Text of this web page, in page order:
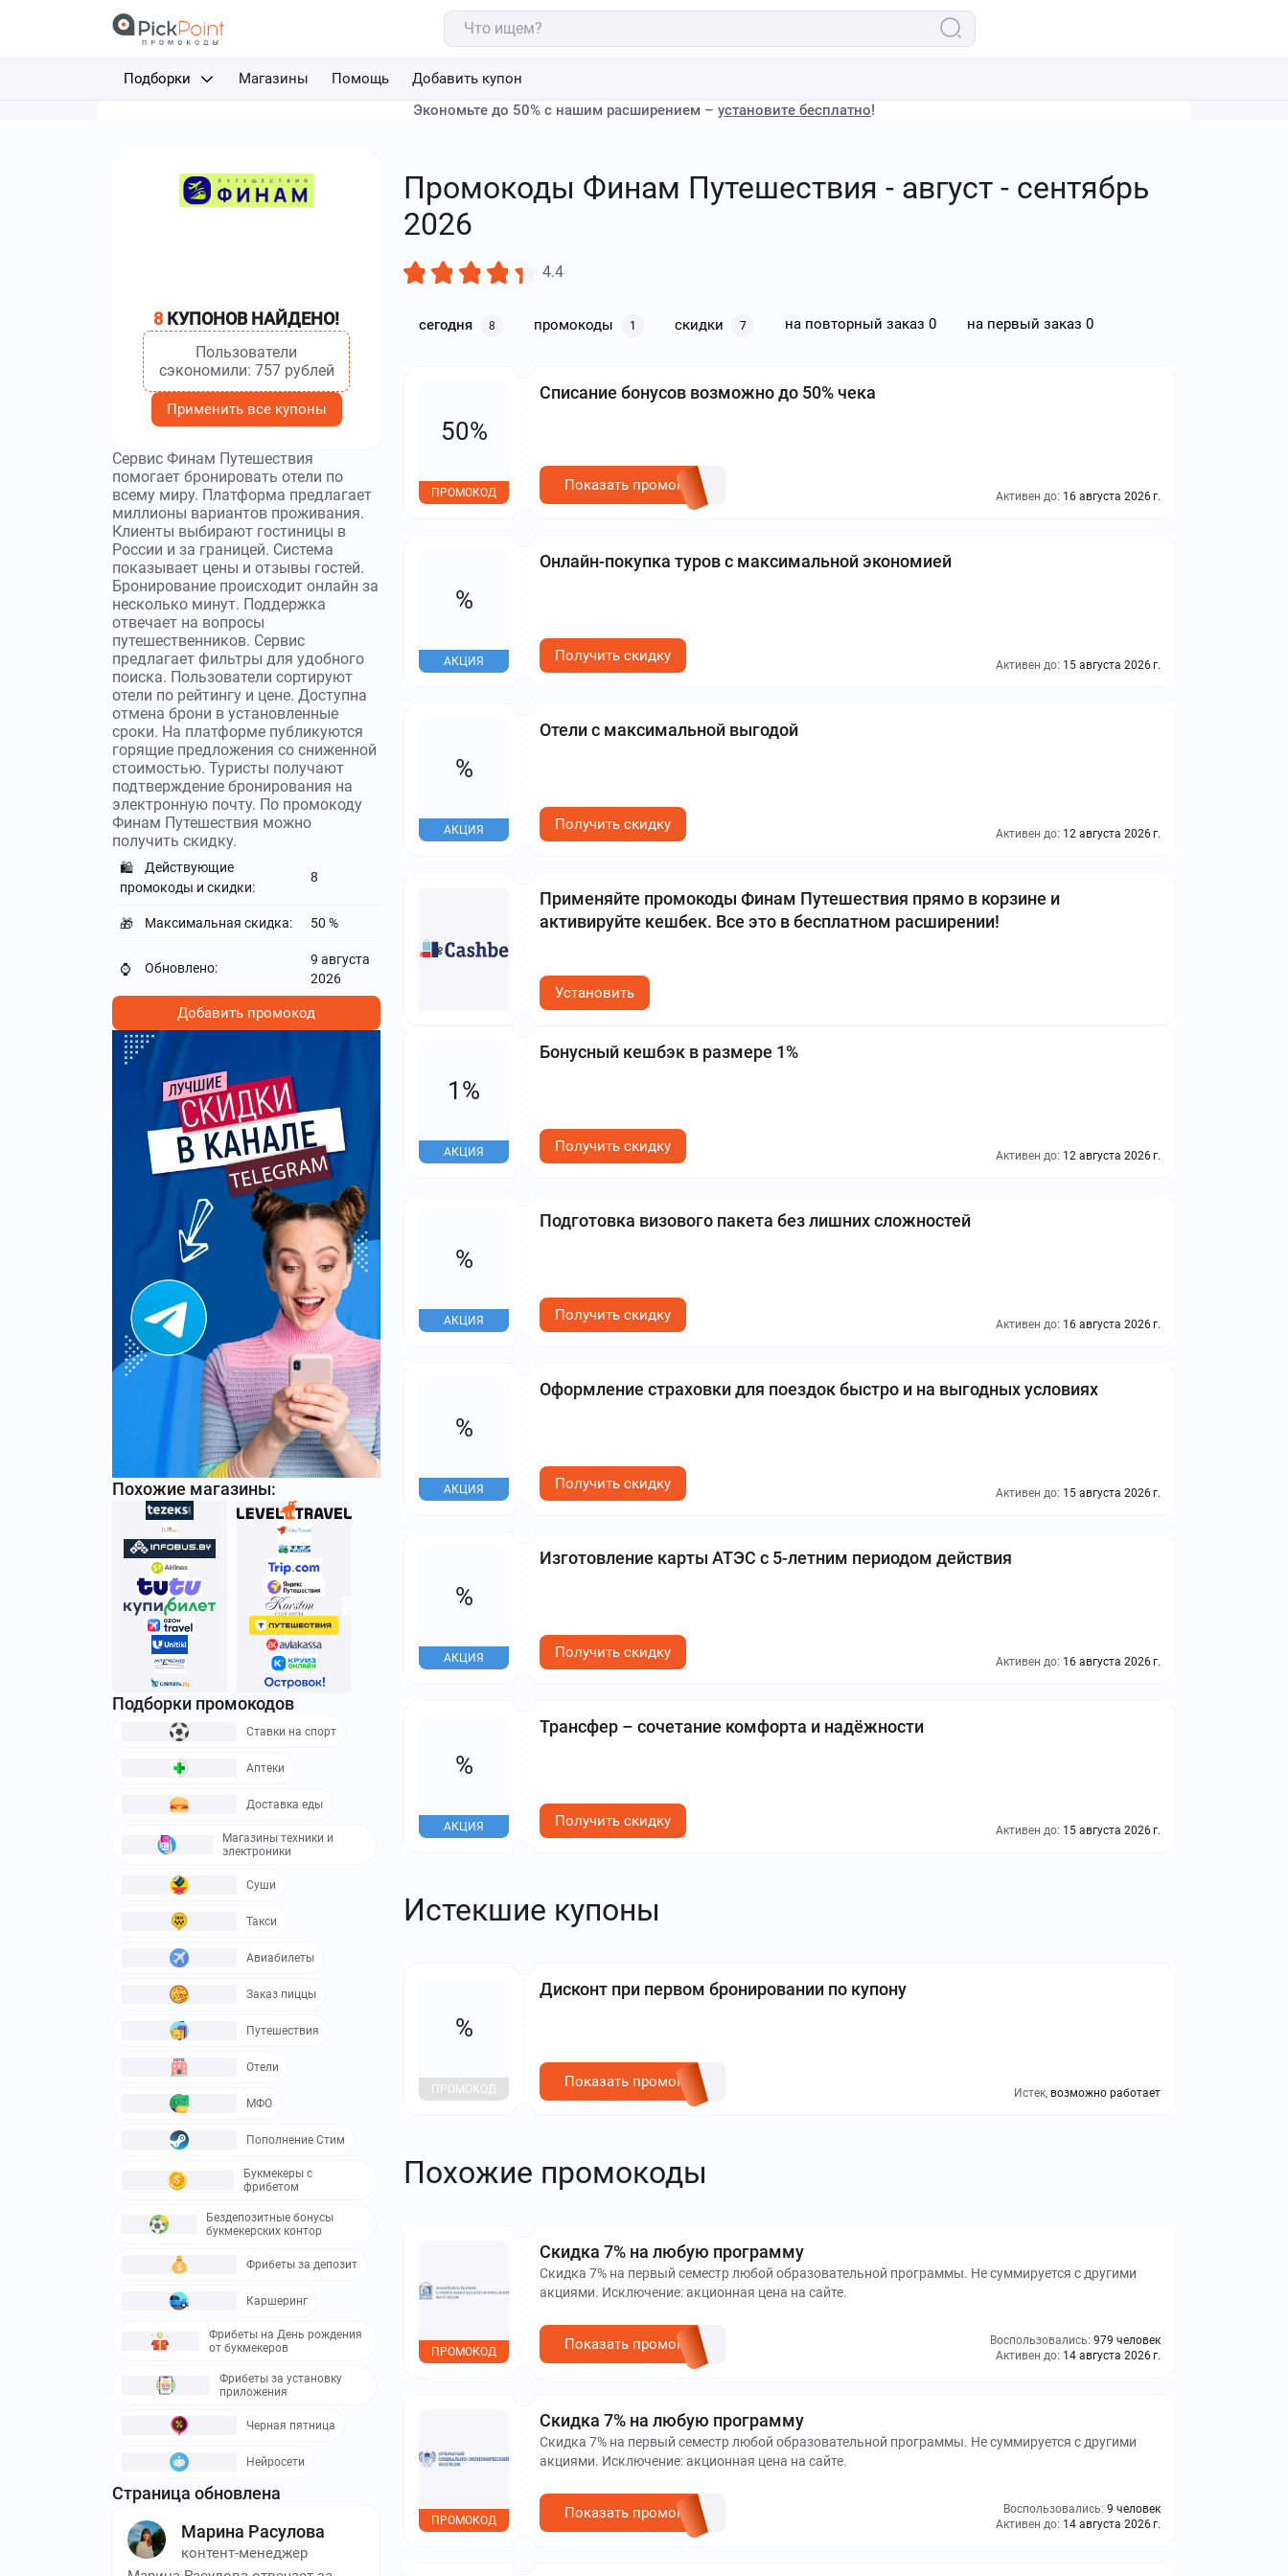
Подборки
Путешествия
Каршеринг
Магазины Помощь
Добавить купон
Экономьте до 50% с нашим расширением – установите бесплатно!
Промокоды Финам Путешествия - август - сентябрь
2026
4.4
сегодня 8 промокоды 1 скидки 7 на повторный заказ 0 на первый заказ 0
Списание бонусов возможно до 50% чека
50%
ПРОМОКОД Активен до: 16 августа 2026 г.
Показать промокод
Онлайн-покупка туров с максимальной экономией
%
АКЦИЯ Активен до: 15 августа 2026 г.
Получить скидку
Отели с максимальной выгодой
%
АКЦИЯ Активен до: 12 августа 2026 г.
Получить скидку
Применяйте промокоды Финам Путешествия прямо в корзине и
активируйте кешбек. Все это в бесплатном расширении!
Установить
Бонусный кешбэк в размере 1%
1%
АКЦИЯ Активен до: 12 августа 2026 г.
Получить скидку
Подготовка визового пакета без лишних сложностей
%
АКЦИЯ Активен до: 16 августа 2026 г.
Получить скидку
Оформление страховки для поездок быстро и на выгодных условиях
%
АКЦИЯ Активен до: 15 августа 2026 г.
Получить скидку
Изготовление карты АТЭС с 5-летним периодом действия
%
АКЦИЯ Активен до: 16 августа 2026 г.
Получить скидку
Трансфер – сочетание комфорта и надёжности
%
АКЦИЯ Активен до: 15 августа 2026 г.
Получить скидку
Истекшие купоны
Дисконт при первом бронировании по купону
%
ПРОМОКОД Истек, возможно работает
Показать промокод
Похожие промокоды
Скидка 7% на любую программу
Скидка 7% на первый семестр любой образовательной программы. Не суммируется с другими
акциями. Исключение: акционная цена на сайте.
ПРОМОКОД
Воспользовались: 979 человек
Активен до: 14 августа 2026 г.
Показать промокод
Скидка 7% на любую программу
Скидка 7% на первый семестр любой образовательной программы. Не суммируется с другими
акциями. Исключение: акционная цена на сайте.
ПРОМОКОД
Воспользовались: 9 человек
Активен до: 14 августа 2026 г.
Показать промокод
8 КУПОНОВ НАЙДЕНО!
Пользователи
сэкономили: 757 рублей
Применить все купоны
Сервис Финам Путешествия
помогает бронировать отели по
всему миру. Платформа предлагает
миллионы вариантов проживания.
Клиенты выбирают гостиницы в
России и за границей. Система
показывает цены и отзывы гостей.
Бронирование происходит онлайн за
несколько минут. Поддержка
отвечает на вопросы
путешественников. Сервис
предлагает фильтры для удобного
поиска. Пользователи сортируют
отели по рейтингу и цене. Доступна
отмена брони в установленные
сроки. На платформе публикуются
горящие предложения со сниженной
стоимостью. Туристы получают
подтверждение бронирования на
электронную почту. По промокоду
Финам Путешествия можно
получить скидку.
🛍️
Действующие
промокоды и скидки:
8
🎁 Максимальная скидка: 50 %
⌚ Обновлено:
9 августа
2026
Добавить промокод
Похожие магазины:
Подборки промокодов
Ставки на спорт
Аптеки
Доставка еды
Магазины техники и
электроники
Суши
Такси
Авиабилеты
Заказ пиццы
Путешествия
Отели
МФО
Пополнение Стим
Букмекеры с
фрибетом
Бездепозитные бонусы
букмекерских контор
Фрибеты за депозит
Каршеринг
Фрибеты на День рождения
от букмекеров
Фрибеты за установку
приложения
Черная пятница
Нейросети
Страница обновлена
Марина Расулова
контент-менеджер